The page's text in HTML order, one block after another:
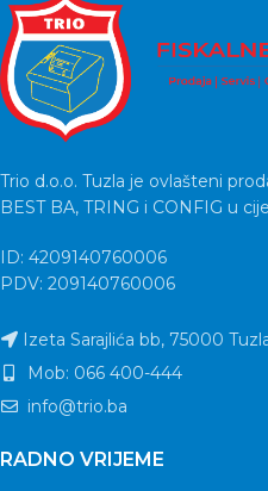
Trio d.o.o. Tuzla je ovlašteni
BEST BA, TRING i CONFIG u
ID: 4209140760006
PDV: 209140760006
Izeta Sarajlića bb, 75000
Mob: 066 400-444
info@trio.ba
RADNO VRIJEME